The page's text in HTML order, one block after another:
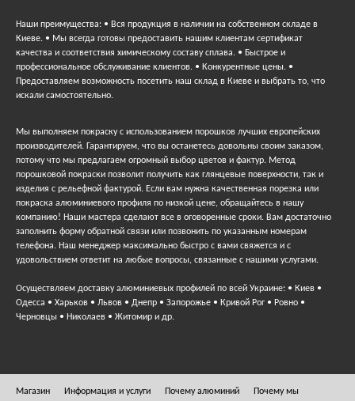
Наши преимущества: • Вся продукция в наличии на собственном складе в
Киеве. • Мы всегда готовы предоставить нашим клиентам сертификат
качества и соответствия химическому составу сплава. • Быстрое и
профессиональное обслуживание клиентов. • Конкурентные цены. •
Предоставляем возможность посетить наш склад в Киеве и выбрать то, что
искали самостоятельно.
Мы выполняем покраску с использованием порошков лучших европейских
производителей. Гарантируем, что вы останетесь довольны своим заказом,
потому что мы предлагаем огромный выбор цветов и фактур. Метод
порошковой покраски позволит получить как глянцевые поверхности, так и
изделия с рельефной фактурой. Если вам нужна качественная порезка или
покраска алюминиевого профиля по низкой цене, обращайтесь в нашу
компанию! Наши мастера сделают все в оговоренные сроки. Вам достаточно
заполнить форму обратной связи или позвонить по указанным номерам
телефона. Наш менеджер максимально быстро с вами свяжется и с
удовольствием ответит на любые вопросы, связанные с нашими услугами.
Осуществляем доставку алюминиевых профилей по всей Украине: • Киев •
Одесса • Харьков • Львов • Днепр • Запорожье • Кривой Рог • Ровно •
Черновцы • Николаев • Житомир и др.
Магазин Информация и услуги Почему алюминий Почему мы